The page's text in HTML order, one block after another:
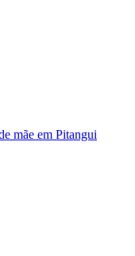
mãe em Pitangui